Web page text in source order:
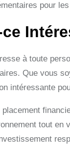
pour
à toute
Que vous
intéressante
tout